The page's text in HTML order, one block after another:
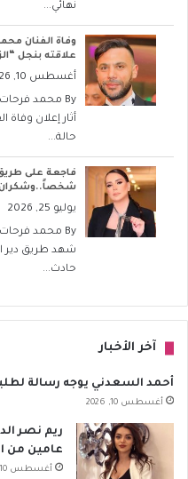
نهائي...
وفاة الفنان
علاقته بنجل
أغسطس 10, 2026
By محمد فرحات
أثار إعلان
حالة...
شخصاً..وشكران
يوليو 25, 2026
By محمد فرحات
حادث...
آخر الأخبار
أحمد السعدني يوجه رسالة
أغسطس 10, 2026
ريم نصر
عامين من
أغسطس 10, 2026